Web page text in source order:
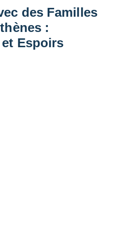
des Familles
:
Espoirs